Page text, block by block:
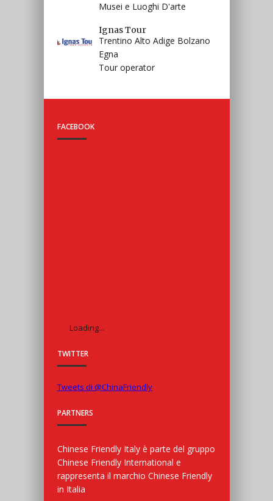
Il Divisionismo -
Piemonte Alessandria
Tortona
Musei e Luoghi D'arte
Musei e Luoghi D'arte
Ignas Tour
Trentino Alto Adige Bolzano
Egna
Tour operator
FACEBOOK
Loading...
TWITTER
Tweets di @ChinaFriendly
PARTNERS
Chinese Friendly Italy è parte del gruppo
Chinese Friendly International e
rappresenta il marchio Chinese Friendly
in Italia